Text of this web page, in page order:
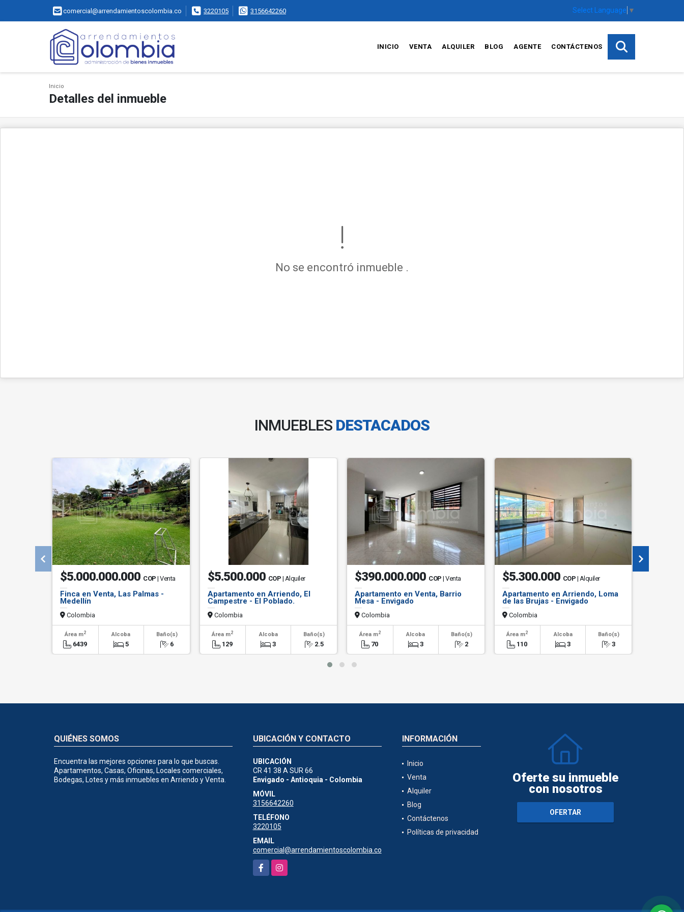
comercial@arrendamientoscolombia.co 3220105 3156642260 Select Language ▼
INICIO VENTA ALQUILER BLOG AGENTE CONTÁCTENOS
Inicio
Detalles del inmueble
No se encontró inmueble .
INMUEBLES DESTACADOS
$5.000.000.000 COP | Venta
Finca en Venta, Las Palmas -
Medellín
Colombia
Área m2
6439
Alcoba
5
Baño(s)
6
$5.500.000 COP | Alquiler
Apartamento en Arriendo, El
Campestre - El Poblado.
Colombia
Área m2
129
Alcoba
3
Baño(s)
2.5
$390.000.000 COP | Venta
Apartamento en Venta, Barrio
Mesa - Envigado
Colombia
Área m2
70
Alcoba
3
Baño(s)
2
$5.300.000 COP | Alquiler
Apartamento en Arriendo, Loma
de las Brujas - Envigado
Colombia
Área m2
110
Alcoba
3
Baño(s)
3
QUIÉNES SOMOS
Encuentra las mejores opciones para lo que buscas.
Apartamentos, Casas, Oficinas, Locales comerciales,
Bodegas, Lotes y más inmuebles en Arriendo y Venta.
UBICACIÓN Y CONTACTO
UBICACIÓN
CR 41 38 A SUR 66
Envigado - Antioquia - Colombia
MÓVIL
3156642260
TELÉFONO
3220105
EMAIL
comercial@arrendamientoscolombia.co
FacebookInstagram
INFORMACIÓN
Inicio
Venta
Alquiler
Blog
Contáctenos
Políticas de privacidad
Oferte su inmueble
con nosotros
OFERTAR